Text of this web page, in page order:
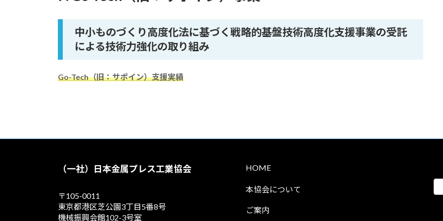
中小ものづくり高度化法に基づく戦略的基盤技術高度化支援事業の受託
による技術力強化の取り組み
Go-Tech（旧：サポイン）支援実績
（一社）日本金属プレス工業協会
〒105-0011
東京都港区芝公園3丁目5番8号
機械振興会館102-3号室
HOME
本協会について
ご案内